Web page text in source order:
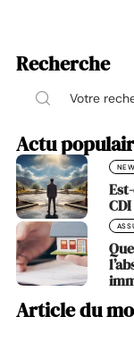
Recherche
Actu
Article du